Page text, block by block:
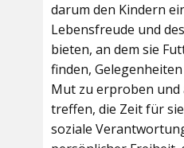
darum den Kindern
Lebensfreude und
bieten, an dem sie
finden,
Mut zu erproben und
treffen, die Zeit für
soziale